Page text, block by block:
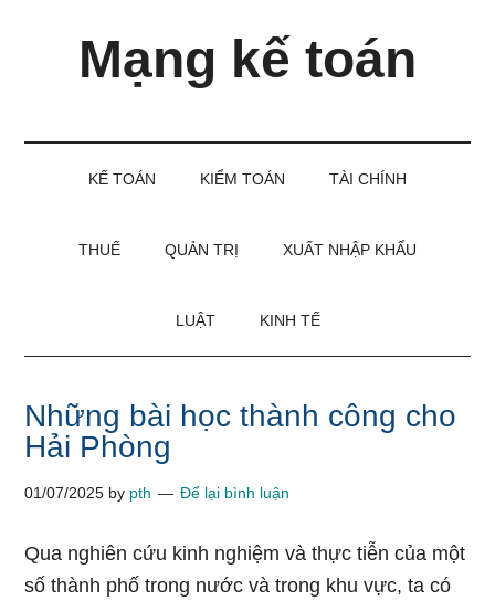
Mạng kế toán
KẾ TOÁN KIỂM TOÁN TÀI CHÍNH
THUẾ QUẢN TRỊ XUẤT NHẬP KHẨU
LUẬT KINH TẾ
Những bài học thành công cho
Hải Phòng
01/07/2025 by pth Để lại bình luận
Qua nghiên cứu kinh nghiệm và thực tiễn của một
số thành phố trong nước và trong khu vực, ta có